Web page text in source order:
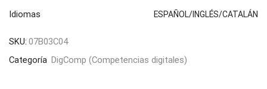
Idiomas ESPAÑOL/INGLÉS/CATALÁN
SKU: 07B03C04
Categoría DigComp (Competencias digitales)